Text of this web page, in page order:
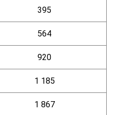
395
564
920
1 185
1 867